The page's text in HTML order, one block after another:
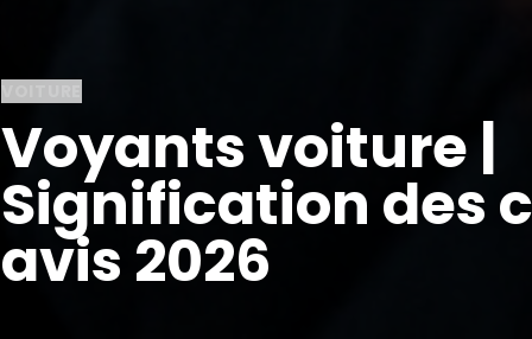
Voyants voiture |
Signification des
avis 2026